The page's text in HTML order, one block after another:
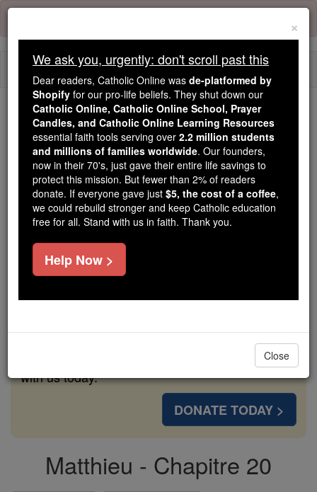
Skip
content
Because of You, 2.2 Million
Students Are Being Formed in the
Faith
Because of generous supporters like you,
Catholic Online School has already delivered
free, faithful Catholic education to over 2.2
million students across 193 countries. In an age
of noise and algorithms, you are helping form
souls with truth, prayer, Scripture, and Christ.
If everyone who reads this gave just $5 — the
families and keep this life-changing formation
free for all. Be Courageous. Be Catholic. Stand
with us today.
DONATE TODAY >
Matthieu - Chapitre 20
×
We ask you, urgently: don't scroll past this
Dear readers, Catholic Online was de-platformed by
Shopify for our pro-life beliefs. They shut down our
Catholic Online, Catholic Online School, Prayer
Candles, and Catholic Online Learning Resources
essential faith tools serving over 2.2 million students
and millions of families worldwide. Our founders,
now in their 70's, just gave their entire life savings to
protect this mission. But fewer than 2% of readers
donate. If everyone gave just $5, the cost of a coffee,
we could rebuild stronger and keep Catholic education
free for all. Stand with us in faith. Thank you.
Help Now >
Close